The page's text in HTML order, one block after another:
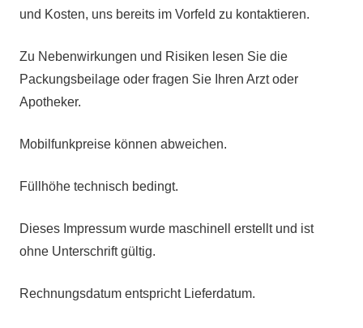
und Kosten, uns bereits im Vorfeld zu kontaktieren.
Zu Nebenwirkungen und Risiken lesen Sie die
Packungsbeilage oder fragen Sie Ihren Arzt oder
Apotheker.
Mobilfunkpreise können abweichen.
Füllhöhe technisch bedingt.
Dieses Impressum wurde maschinell erstellt und ist
ohne Unterschrift gültig.
Rechnungsdatum entspricht Lieferdatum.